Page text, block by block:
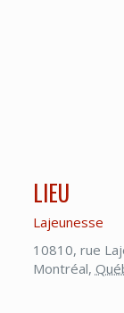
LIEU
Lajeunesse
10810, rue
Montréal,